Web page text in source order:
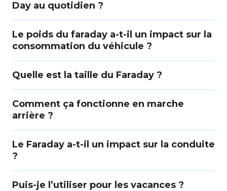
Day au quotidien ?
Le poids du faraday a-t-il un impact sur la
consommation du véhicule ?
Quelle est la taille du Faraday ?
Comment ça fonctionne en marche
arrière ?
Le Faraday a-t-il un impact sur la conduite
?
Puis-je l’utiliser pour les vacances ?